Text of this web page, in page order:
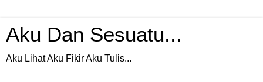
Aku Dan Sesuatu...
Aku Lihat Aku Fikir Aku Tulis...